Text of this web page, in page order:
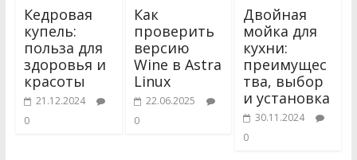
Кедровая
купель:
польза для
здоровья и
красоты
21.12.2024
0
Как
проверить
версию
Wine в Astra
Linux
22.06.2025
0
Двойная
мойка для
кухни:
преимущес
тва, выбор
и установка
30.11.2024
0